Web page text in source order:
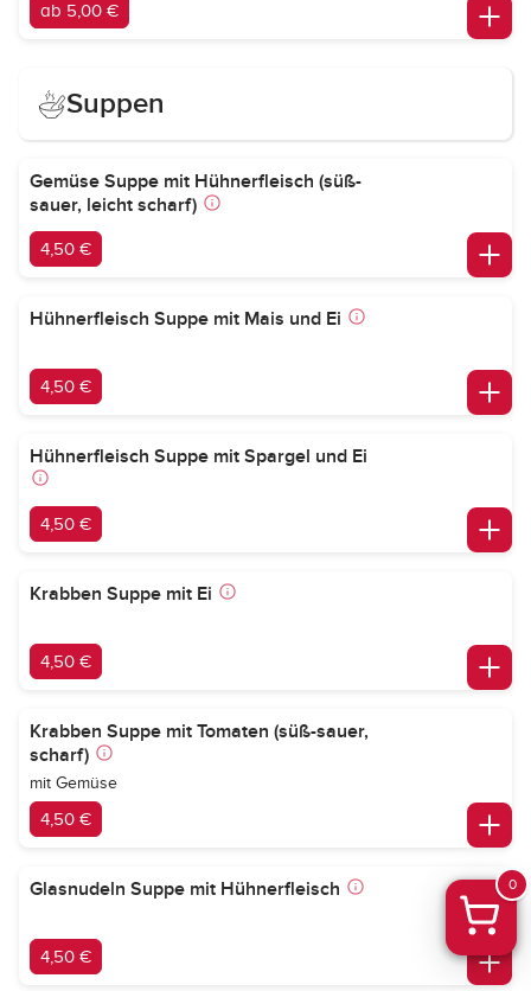
ab 5,00 €
Suppen
Gemüse Suppe mit Hühnerfleisch (süß-
sauer, leicht scharf)
4,50 €
Hühnerfleisch Suppe mit Mais und Ei
4,50 €
Hühnerfleisch Suppe mit Spargel und Ei
4,50 €
Krabben Suppe mit Ei
4,50 €
Krabben Suppe mit Tomaten (süß-sauer,
scharf)
mit Gemüse
4,50 €
Glasnudeln Suppe mit Hühnerfleisch
4,50 €
0